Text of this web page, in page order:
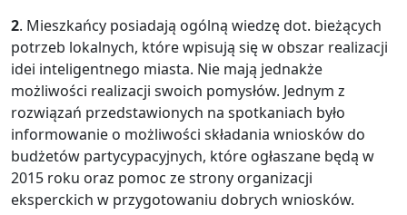
2. Mieszkańcy posiadają ogólną wiedzę dot. bieżących
potrzeb lokalnych, które wpisują się w obszar realizacji
idei inteligentnego miasta. Nie mają jednakże
możliwości realizacji swoich pomysłów. Jednym z
rozwiązań przedstawionych na spotkaniach było
informowanie o możliwości składania wniosków do
budżetów partycypacyjnych, które ogłaszane będą w
2015 roku oraz pomoc ze strony organizacji
eksperckich w przygotowaniu dobrych wniosków.